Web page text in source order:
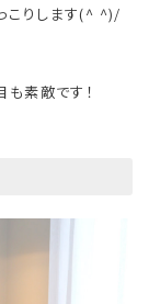
こりします(^ ^)/
も素敵です！